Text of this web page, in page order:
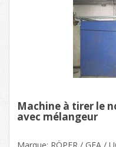
Machine à tirer le
avec mélangeur
Marque: RÖPER / GFA /